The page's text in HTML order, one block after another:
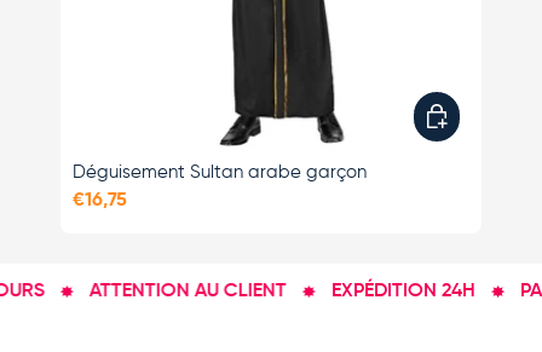
Déguisement Sultan arabe garçon
€16,75
Choisir les
ATTENTION AU CLIENT EXPÉDITION 24H